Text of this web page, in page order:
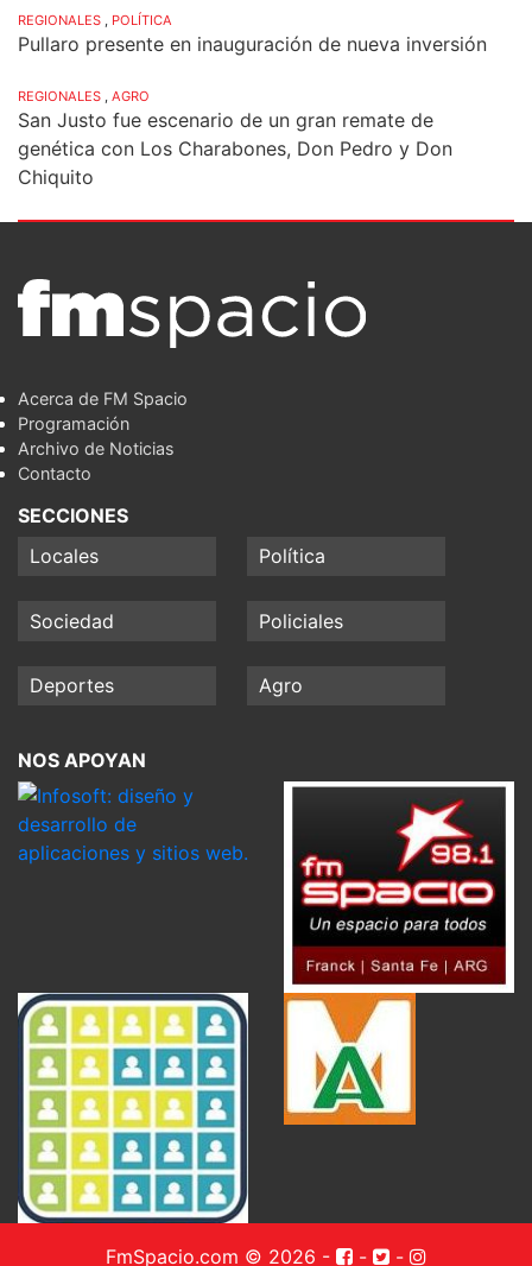
REGIONALES POLÍTICA
Pullaro presente en inauguración de nueva inversión
REGIONALES AGRO
San Justo fue escenario de un gran remate de
genética con Los Charabones, Don Pedro y Don
Chiquito
Acerca de FM Spacio
Programación
Archivo de Noticias
Contacto
SECCIONES
Locales
Política
Sociedad Policiales
Deportes Agro
NOS APOYAN
FmSpacio.com © 2026 - - -